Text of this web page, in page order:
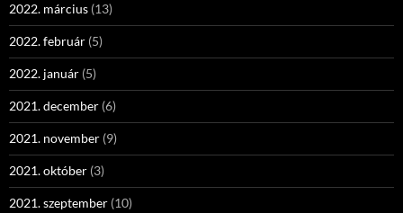
2022. március (13)
2022. február (5)
2022. január (5)
2021. december (6)
2021. november (9)
2021. október (3)
2021. szeptember (10)